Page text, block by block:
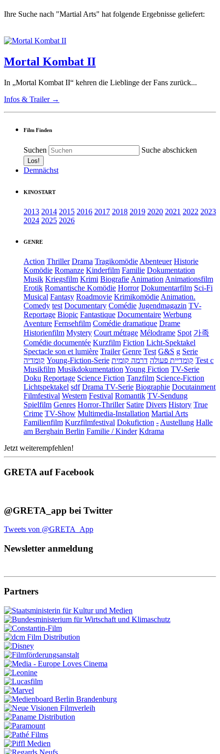
Ihre Suche nach "Martial Arts" hat folgende Ergebnisse geliefert:
Mortal Kombat II
In „Mortal Kombat II“ kehren die Lieblinge der Fans zurück...
Infos & Trailer →
Film Finden
Suchen Suche abschicken
Demnächst
KINOSTART
2013 2014 2015 2016 2017 2018 2019 2020 2021 2022 2023
2024 2025 2026
GENRE
Action Thriller Drama TragikomödieAbenteuer Historie
Komödie Romanze Kinderfilm Familie Dokumentation
Musik Kriegsfilm Krimi BiografieAnimationAnimationsfilm
Erotik Romantische Komödie Horror Dokumentarfilm Sci-Fi
Musical Fantasy Roadmovie KrimikomödieAnimation.
Comedy test Documentary Comédie Jugendmagazin TV-
Reportage Biopic Fantastique Documentaire Werbung
Aventure Fernsehfilm Comédie dramatique Drame
Historienfilm Mystery Court métrage Mélodrame Spot 가족
Comédie documentée Kurzfilm Fiction Licht-Spektakel
Spectacle son et lumière Trailer Genre Test G&S g Serie
קומדיה Young-Fiction-Serie קומדיית פעולה דרמה קומית
Test c
Musikfilm MusikdokumentationYoung Fiction TV-Serie
Doku Reportage Science Fiction Tanzfilm Science-Fiction
Lichtspektakel sdf Drama TV-Serie Biographie Docutainment
Filmfestival Western Festival Romantik TV-Sendung
Spielfilm Genres Horror-Thriller Satire Divers History True
Crime TV-Show Multimedia-Installation Martial Arts
Familienfilm Kurzfilmfestival Dokufiction -Austellung Halle
am Berghain Berlin Familie / Kinder Kdrama
Jetzt weiterempfehlen!
GRETA auf Facebook
@GRETA_app bei Twitter
Tweets von @GRETA_App
Newsletter anmeldung
Partners